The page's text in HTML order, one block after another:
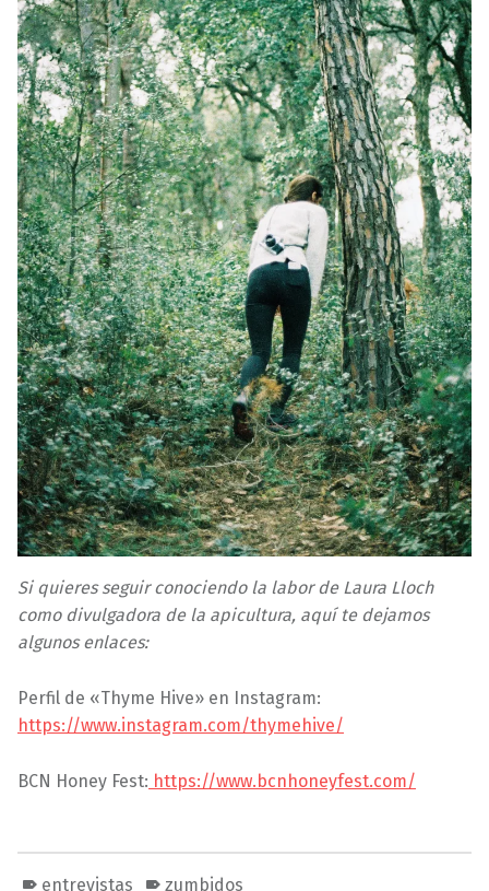
Si quieres seguir conociendo la labor de Laura Lloch
como divulgadora de la apicultura, aquí te dejamos
algunos enlaces:
Perfil de «Thyme Hive» en Instagram:
https://www.instagram.com/thymehive/
BCN Honey Fest: https://www.bcnhoneyfest.com/
entrevistas zumbidos